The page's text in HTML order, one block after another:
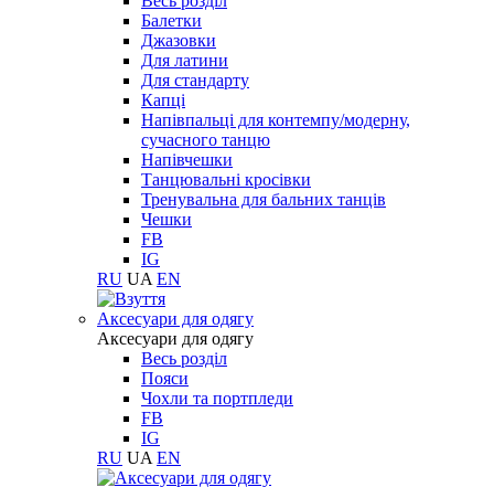
Балетки
Джазовки
Для латини
Для стандарту
Капці
Напівпальці для контемпу/модерну,
сучасного танцю
Напівчешки
Танцювальні кросівки
Тренувальна для бальних танців
Чешки
FB
IG
RU UA EN
Aксесуари для одягу
Aксесуари для одягу
Весь розділ
Пояси
Чохли та портпледи
FB
IG
RU UA EN